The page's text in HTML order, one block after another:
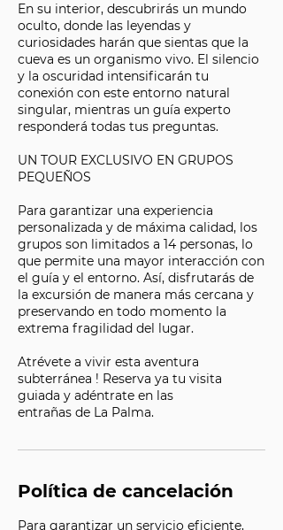
En su interior, descubrirás un mundo
oculto, donde las leyendas y
curiosidades harán que sientas que la
cueva es un organismo vivo. El silencio
y la oscuridad intensificarán tu
conexión con este entorno natural
singular, mientras un guía experto
responderá todas tus preguntas.
UN TOUR EXCLUSIVO EN GRUPOS
PEQUEÑOS
Para garantizar una experiencia
personalizada y de máxima calidad, los
grupos son limitados a 14 personas, lo
que permite una mayor interacción con
el guía y el entorno. Así, disfrutarás de
la excursión de manera más cercana y
preservando en todo momento la
extrema fragilidad del lugar.
Atrévete a vivir esta aventura
subterránea ! Reserva ya tu visita
guiada y adéntrate en las
entrañas de La Palma.
Política de cancelación
Para garantizar un servicio eficiente,